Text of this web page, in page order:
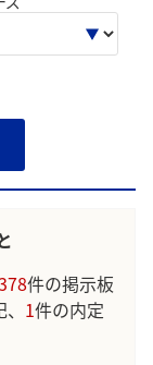
件の掲示板
1件の内定